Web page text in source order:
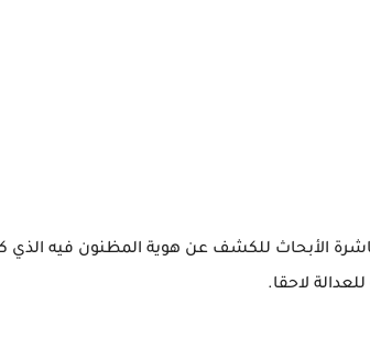
الأبحاث للكشف عن هوية المظنون فيه الذي
لاحقا.